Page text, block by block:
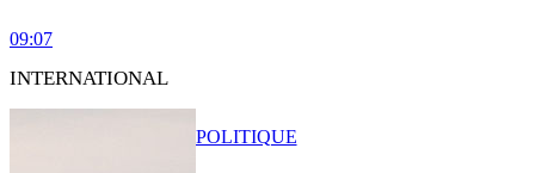
09:07
INTERNATIONAL
POLITIQUE